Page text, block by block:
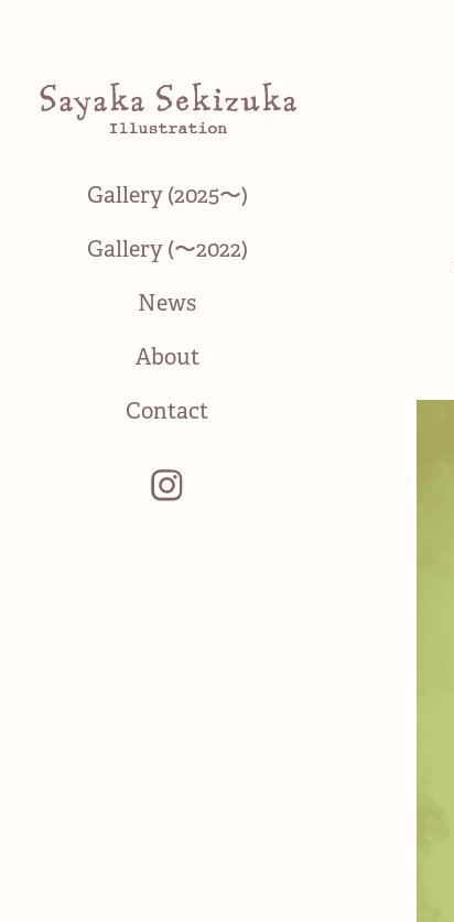
Gallery (2025〜)
Gallery (〜2022)
News
About
Contact